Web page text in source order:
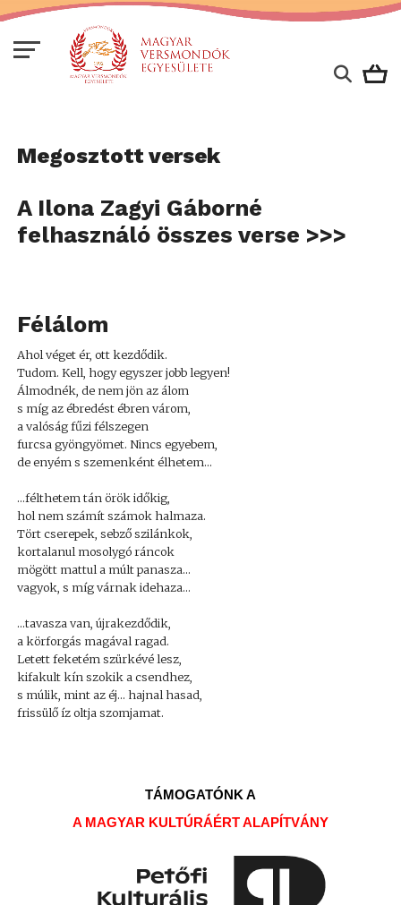
Megosztott versek
A Ilona Zagyi Gáborné
felhasználó összes verse >>>
Félálom
Ahol véget ér, ott kezdődik.
Tudom. Kell, hogy egyszer jobb legyen!
Álmodnék, de nem jön az álom
s míg az ébredést ébren várom,
a valóság fűzi félszegen
furcsa gyöngyömet. Nincs egyebem,
de enyém s szemenként élhetem...
...félthetem tán örök időkig,
hol nem számít számok halmaza.
Tört cserepek, sebző szilánkok,
kortalanul mosolygó ráncok
mögött mattul a múlt panasza...
vagyok, s míg várnak idehaza...
...tavasza van, újrakezdődik,
a körforgás magával ragad.
Letett feketém szürkévé lesz,
kifakult kín szokik a csendhez,
s múlik, mint az éj... hajnal hasad,
frissülő íz oltja szomjamat.
TÁMOGATÓNK A
A MAGYAR KULTÚRÁÉRT ALAPÍTVÁNY